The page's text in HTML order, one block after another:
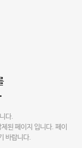
다.
된 페이지 입니다. 페이
바랍니다.